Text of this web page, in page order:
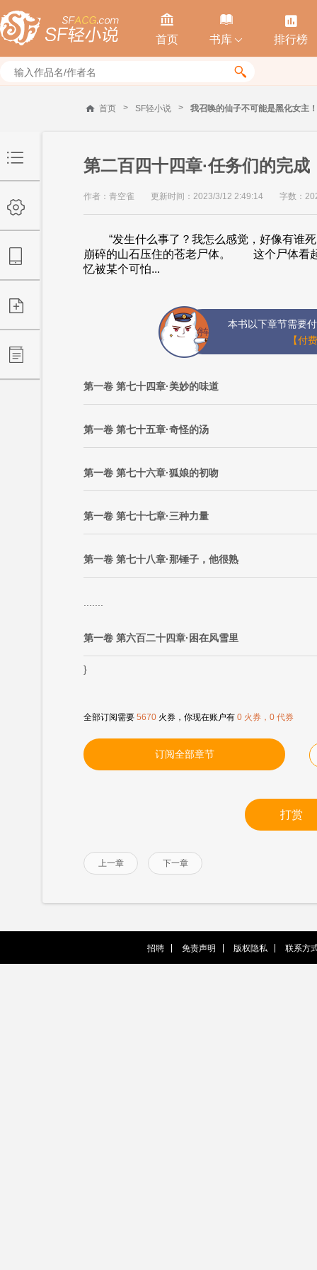

首页

书库 

排行榜

首页 > SF轻小说 > 我召唤的仙子不可能是黑化女主！
第二百四十四章·任务们的完成
作者：青空雀 更新时间：2023/3/12 2:49:14 字数：
“发生什么事了？我怎么感觉，好像有谁
崩碎的山石压住的苍老尸体。 这个尸体看
忆被某个可怕...
本书以下章节需要
【付
第一卷 第七十四章·美妙的味道
第一卷 第七十五章·奇怪的汤
第一卷 第七十六章·狐娘的初吻
第一卷 第七十七章·三种力量
第一卷 第七十八章·那锤子，他很熟
第一卷 第六百二十四章·困在风雪里
}
全部订阅需要 5670 火券，你现在账户有 0 火券，0 代券
订阅全部章节
打赏
上一章 下一章
招聘 免责声明 版权隐私 联系方